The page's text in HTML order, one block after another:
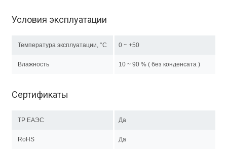
Условия эксплуатации
Температура эксплуатации, °C 0 ~ +50
Влажность 10 ~ 90 % ( без конденсата )
Сертификаты
ТР EAЭC Да
RoHS Да